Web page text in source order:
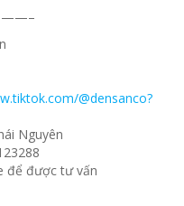
@densanco?
Nguyên
để được tư vấn